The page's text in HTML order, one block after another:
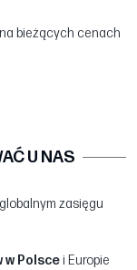
bieżących cenach
U NAS
zasięgu
w Polscei Europie